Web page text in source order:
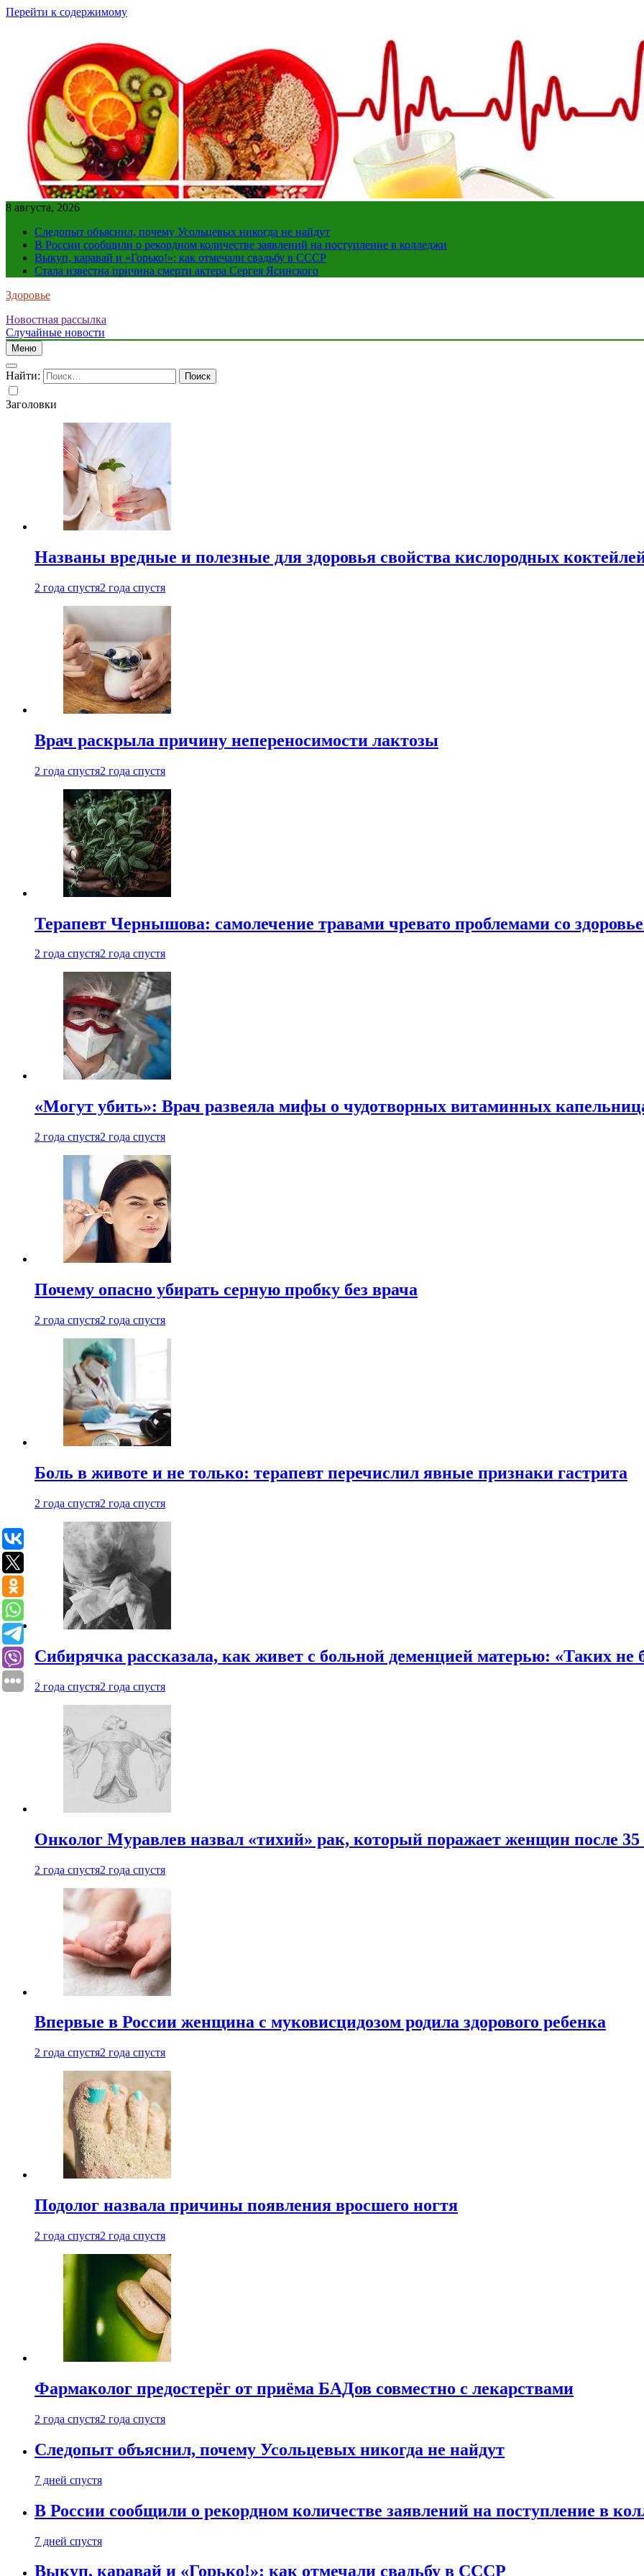
Перейти к содержимому
8 августа, 2026
Следопыт объяснил, почему Усольцевых никогда не найдут
В России сообщили о рекордном количестве заявлений на поступление в колледжи
Выкуп, каравай и «Горько!»: как отмечали свадьбу в СССР
Стала известна причина смерти актера Сергея Ясинского
Здоровье
Новостная рассылка
Случайные новости
Меню
Найти:
Заголовки
Названы вредные и полезные для здоровья свойства кислородных
2 года спустя2 года спустя
Врач раскрыла причину непереносимости лактозы
2 года спустя2 года спустя
Терапевт Чернышова: самолечение травами чревато проблемами со
2 года спустя2 года спустя
«Могут убить»: Врач развеяла мифы о чудотворных витаминных
2 года спустя2 года спустя
Почему опасно убирать серную пробку без врача
2 года спустя2 года спустя
Боль в животе и не только: терапевт перечислил явные признаки гастрита
2 года спустя2 года спустя
Сибирячка рассказала, как живет с больной деменцией матерью: «Таких не
2 года спустя2 года спустя
Онколог Муравлев назвал «тихий» рак, который поражает женщин после 35
2 года спустя2 года спустя
Впервые в России женщина с муковисцидозом родила здорового ребенка
2 года спустя2 года спустя
Подолог назвала причины появления вросшего ногтя
2 года спустя2 года спустя
Фармаколог предостерёг от приёма БАДов совместно с лекарствами
2 года спустя2 года спустя
Следопыт объяснил, почему Усольцевых никогда не найдут
7 дней спустя
В России сообщили о рекордном количестве заявлений на поступление в
7 дней спустя
Выкуп, каравай и «Горько!»: как отмечали свадьбу в СССР